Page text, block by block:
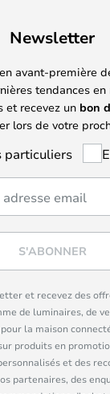
Newsletter
avant-première
tendances
et recevez un bon
lors de votre
particuliers
S'ABONNER
et recevez des
de luminaires, de
la maison
produits en
et des
partenaires, des